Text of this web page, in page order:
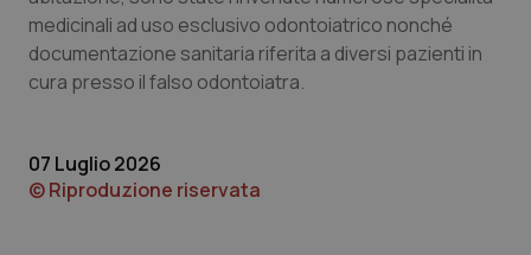
Friuli Venezia Giulia
Lazio
Lombardia
Dermatite Atopica
Diabete & glucometri
Dolore
medicinali ad uso esclusivo odontoiatrico nonché
documentazione sanitaria riferita a diversi pazienti in
cura presso il falso odontoiatra.
07 Luglio 2026
© Riproduzione riservata